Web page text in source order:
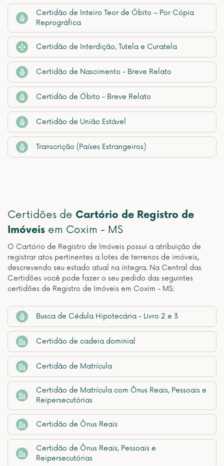
Certidão de Inteiro Teor de Óbito – Por Cópia
Reprográfica
Certidão de Interdição, Tutela e Curatela
Certidão de Nascimento - Breve Relato
Certidão de Óbito - Breve Relato
Certidão de União Estável
Transcrição (Países Estrangeiros)
Certidões de Cartório de Registro de
Imóveis em Coxim - MS
O Cartório de Registro de Imóveis possui a atribuição de
registrar atos pertinentes a lotes de terrenos de imóveis,
descrevendo seu estado atual na íntegra. Na Central das
Certidões você pode fazer o seu pedido das seguintes
certidões de Registro de Imóveis em Coxim - MS:
Busca de Cédula Hipotecária - Livro 2 e 3
Certidão de cadeia dominial
Certidão de Matrícula
Certidão de Matrícula com Ônus Reais, Pessoais e
Reipersecutórias
Certidão de Ônus Reais
Certidão de Ônus Reais, Pessoais e
Reipersecutórias